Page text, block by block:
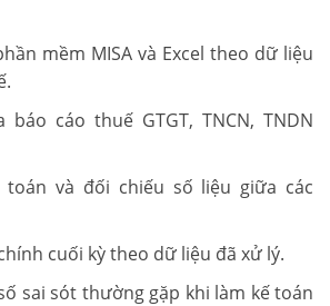
mềm MISA và Excel theo dữ liệu
cáo thuế GTGT, TNCN, TNDN
toán và đối chiếu số liệu giữa các
cuối kỳ theo dữ liệu đã xử lý.
sai sót thường gặp khi làm kế toán